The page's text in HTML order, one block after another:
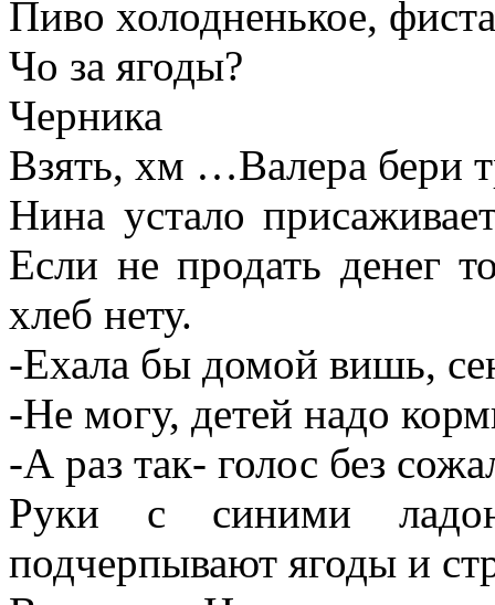
Пиво холодненькое,
Чо за ягоды?
Черника
Взять, хм …Валера бери
Нина устало
Если не продать денег
хлеб нету.
-Ехала бы домой вишь,
-Не могу, детей надо
-А раз так- голос без
Руки с синими
подчерпывают ягоды и